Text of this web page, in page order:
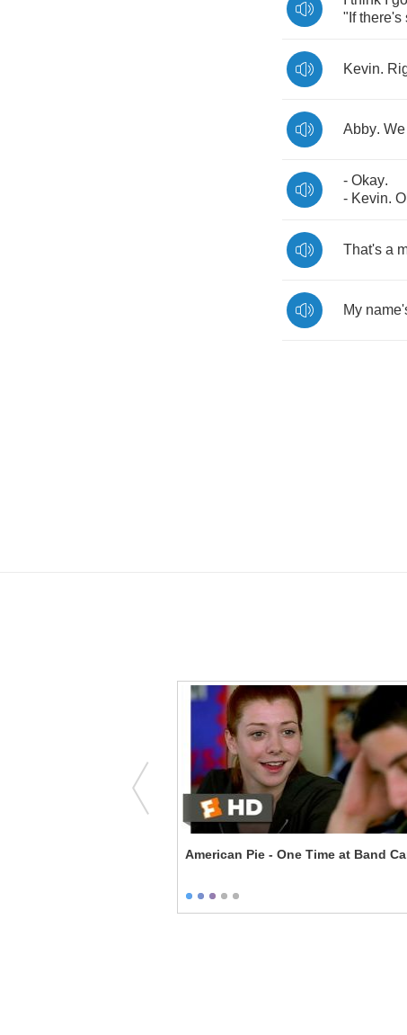
" If there's
Kevin.
Abby. We
- Okay.
- Kevin.
That's a
My
American Pie - One Time at Band